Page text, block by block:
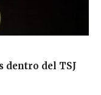
dentro del TSJ